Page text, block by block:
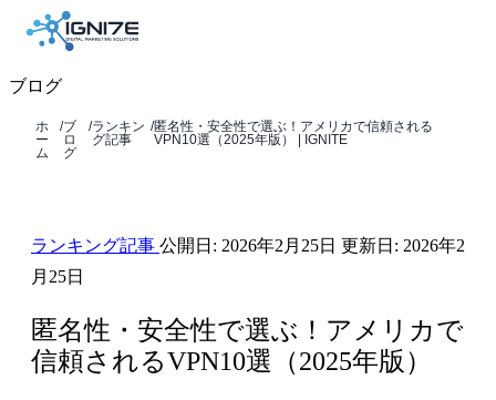
ブログ
ホ
ー
ム
/ブ
ロ
グ
/ランキン
グ記事
/匿名性・安全性で選ぶ！アメリカで信頼される
VPN10選（2025年版） | IGNITE
ランキング記事 公開日: 2026年2月25日 更新日: 2026年2
月25日
匿名性・安全性で選ぶ！アメリカで
信頼されるVPN10選（2025年版）